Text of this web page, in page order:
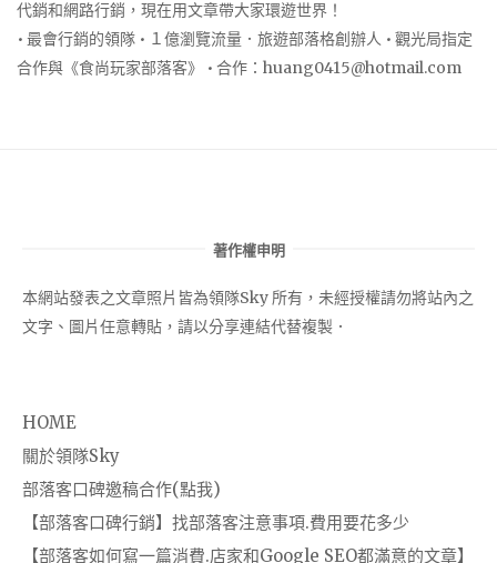
代銷和網路行銷，現在用文章帶大家環遊世界！
• 最會行銷的領隊 • １億瀏覽流量．旅遊部落格創辦人 • 觀光局指定
合作與《食尚玩家部落客》 • 合作： huang0415@hotmail.com
著作權申明
本網站發表之文章照片皆為領隊Sky 所有，未經授權請勿將站內之
文字、圖片任意轉貼，請以分享連結代替複製．
HOME
關於領隊Sky
部落客口碑邀稿合作(點我)
【部落客口碑行銷】找部落客注意事項.費用要花多少
【部落客如何寫一篇消費.店家和Google SEO都滿意的文章】